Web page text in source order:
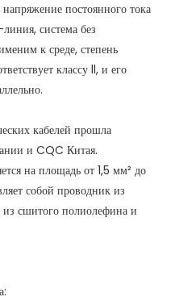
постоянного тока
система без
к среде, степень
классу ll, и его
кабелей прошла
и CQC Китая.
на площадь от 1,5 мм² до
собой проводник из
сшитого полиолефина и